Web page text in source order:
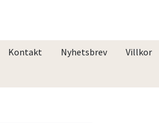
Kontakt Nyhetsbrev Villkor